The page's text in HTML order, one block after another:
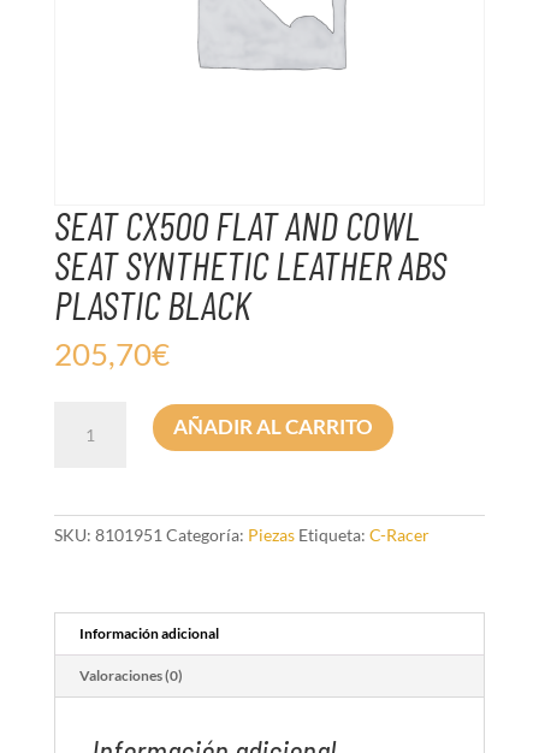
SEAT CX500 FLAT AND COWL
SEAT SYNTHETIC LEATHER ABS
PLASTIC BLACK
205,70€
CX500
SEAT
PLASTIC
BLACK
cantidad
AÑADIR AL CARRITO
SKU: 8101951 Categoría: Piezas Etiqueta: C-Racer
Información adicional
Valoraciones (0)